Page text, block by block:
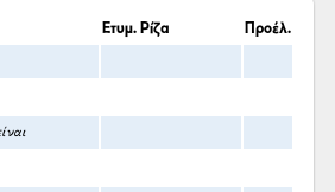
Ετυμ. Ρίζα Προέλ.